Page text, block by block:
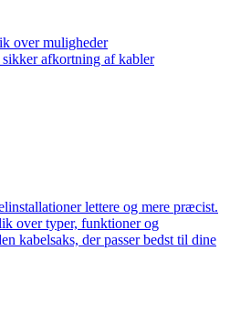
over muligheder
afkortning af kabler
lettere og mere præcist.
over typer, funktioner og
kabelsaks, der passer bedst til dine